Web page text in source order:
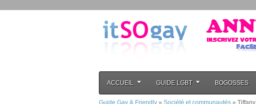
ACCUEIL GUIDE LGBT BOGOSSES
Guide Gay & Friendly » Société et communautés » Tiffany